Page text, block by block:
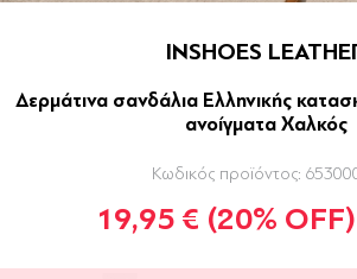
INSHOES
Δερμάτινα σανδάλια Ελληνικής
ανοίγματα Χαλκός
Κωδικός προϊόντος:
19,95 € (20% OFF)